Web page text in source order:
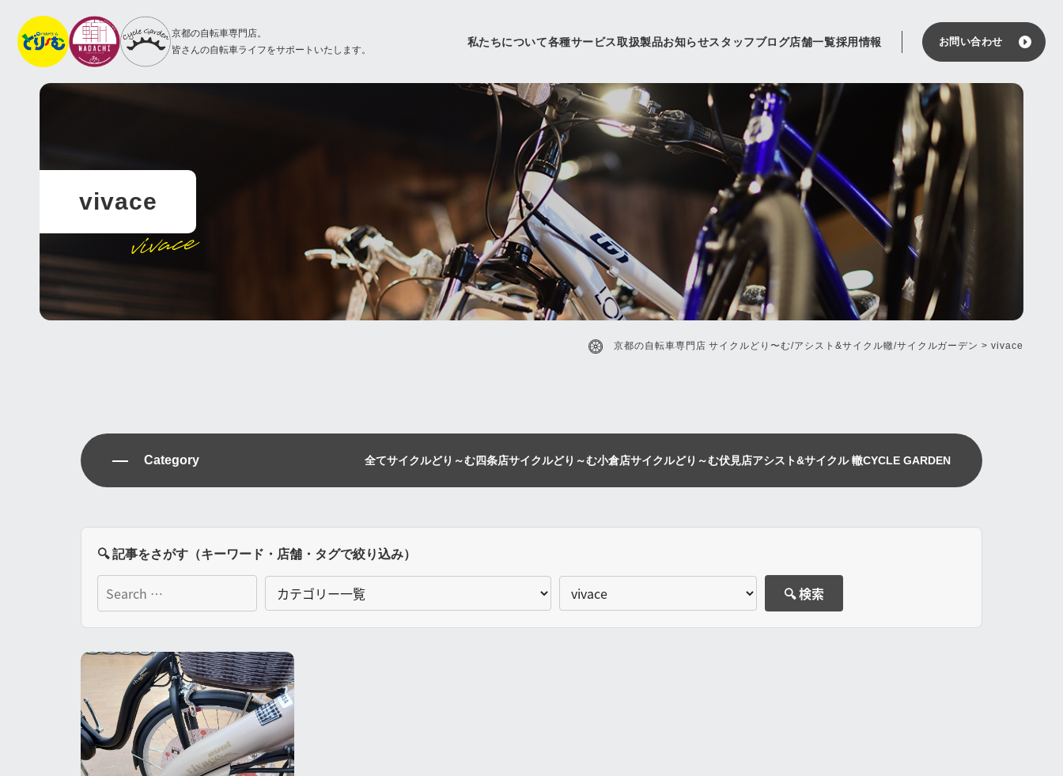
京都の自転車専門店。
皆さんの自転車ライフをサポートいたします。
私たちについて各種サービス取扱製品お知らせスタッフブログ店舗一覧採用情報 お問い合わせ
vivace
vivace
京都の自転車専門店 サイクルどり〜む/アシスト&サイクル轍/サイクルガーデン >vivace
Category 全てサイクルどり～む四条店サイクルどり～む小倉店サイクルどり～む伏見店アシスト&サイクル 轍CYCLE GARDEN